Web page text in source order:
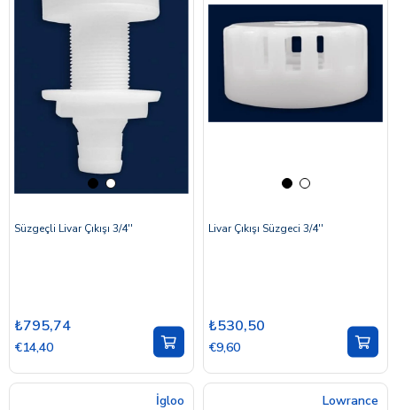
Süzgeçli Livar Çıkışı 3/4''
₺795,74
€14,40
Livar Çıkışı Süzgeci 3/4''
₺530,50
€9,60
İgloo Lowrance